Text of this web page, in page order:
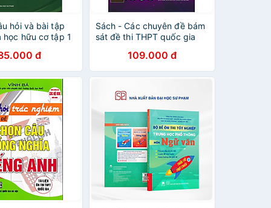
hỏi và bài tập
học hữu cơ tập 1
đ
Sách - Các chuyên đề bám
sát đề thi THPT quốc gia
109.000 đ